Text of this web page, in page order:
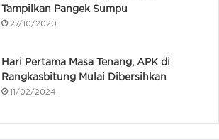
Tampilkan Pangek Sumpu
27/10/2020
Hari Pertama Masa Tenang, APK di
Rangkasbitung Mulai Dibersihkan
11/02/2024